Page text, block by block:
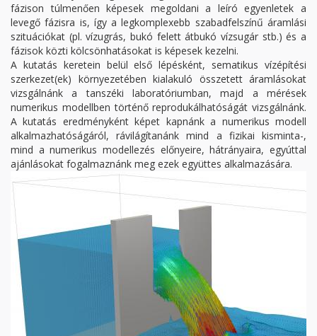
fázison túlmenően képesek megoldani a leíró egyenletek a
levegő fázisra is, így a legkomplexebb szabadfelszínű áramlási
szituációkat (pl. vízugrás, bukó felett átbukó vízsugár stb.) és a
fázisok közti kölcsönhatásokat is képesek kezelni.
A kutatás keretein belül első lépésként, sematikus vízépítési
szerkezet(ek) környezetében kialakuló összetett áramlásokat
vizsgálnánk a tanszéki laboratóriumban, majd a mérések
numerikus modellben történő reprodukálhatóságát vizsgálnánk.
A kutatás eredményként képet kapnánk a numerikus modell
alkalmazhatóságáról, rávilágítanánk mind a fizikai kisminta-,
mind a numerikus modellezés előnyeire, hátrányaira, egyúttal
ajánlásokat fogalmaznánk meg ezek együttes alkalmazására.